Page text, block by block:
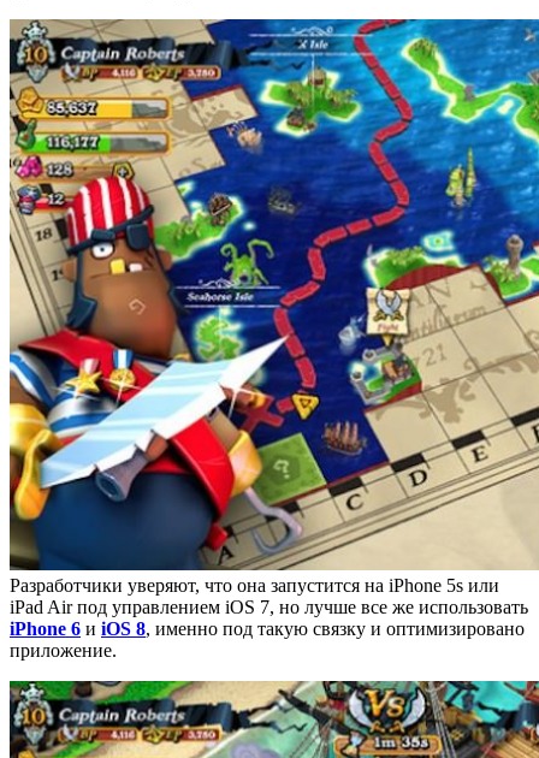
Разработчики уверяют, что она запустится на iPhone 5s или
iPad Air под управлением iOS 7, но лучше все же использовать
iPhone 6 и iOS 8, именно под такую связку и оптимизировано
приложение.